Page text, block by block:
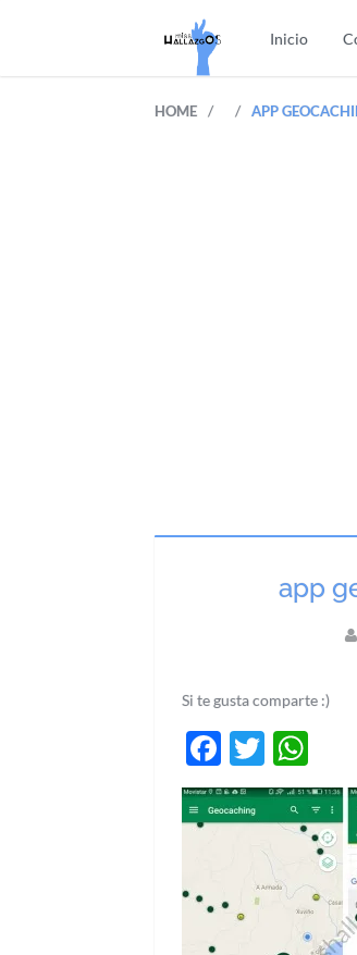
Inicio
HOME / / APP
app
Si te gusta comparte :)
Facebook
Twitter